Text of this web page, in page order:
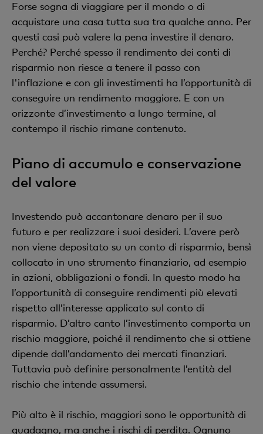
Forse sogna di viaggiare per il mondo o di
acquistare una casa tutta sua tra qualche anno. Per
questi casi può valere la pena investire il denaro.
Perché? Perché spesso il rendimento dei conti di
risparmio non riesce a tenere il passo con
l'inflazione e con gli investimenti ha l’opportunità di
conseguire un rendimento maggiore. E con un
orizzonte d’investimento a lungo termine, al
contempo il rischio rimane contenuto.
Piano di accumulo e conservazione
del valore
Investendo può accantonare denaro per il suo
futuro e per realizzare i suoi desideri. L’avere però
non viene depositato su un conto di risparmio, bensì
collocato in uno strumento finanziario, ad esempio
in azioni, obbligazioni o fondi. In questo modo ha
l’opportunità di conseguire rendimenti più elevati
rispetto all’interesse applicato sul conto di
risparmio. D’altro canto l’investimento comporta un
rischio maggiore, poiché il rendimento che si ottiene
dipende dall’andamento dei mercati finanziari.
Tuttavia può definire personalmente l’entità del
rischio che intende assumersi.
Più alto è il rischio, maggiori sono le opportunità di
guadagno, ma anche i rischi di perdita. Ognuno